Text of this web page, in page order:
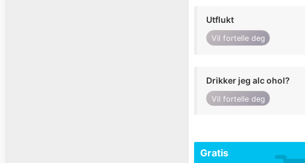
Utflukt
Vil fortelle deg
Drikker jeg alc ohol?
Vil fortelle deg
Gratis